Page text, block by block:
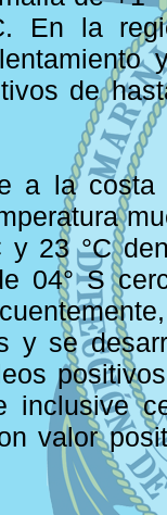
En la
de
a la costa
y 23 °C
04° S
y se
inclusive
valor